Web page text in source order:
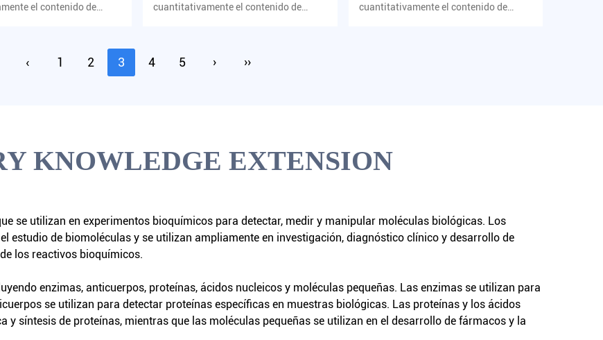
el contenido de
cuantitativamente el contenido de
cuantitativamente el contenido de
‹ 1 2 3 4 5 › ››
KNOWLEDGE EXTENSION
se utilizan en experimentos bioquímicos para detectar, medir y manipular moléculas biológicas. Los
estudio de biomoléculas y se utilizan ampliamente en investigación, diagnóstico clínico y desarrollo de
los reactivos bioquímicos.
enzimas, anticuerpos, proteínas, ácidos nucleicos y moléculas pequeñas. Las enzimas se utilizan para
se utilizan para detectar proteínas específicas en muestras biológicas. Las proteínas y los ácidos
y síntesis de proteínas, mientras que las moléculas pequeñas se utilizan en el desarrollo de fármacos y la